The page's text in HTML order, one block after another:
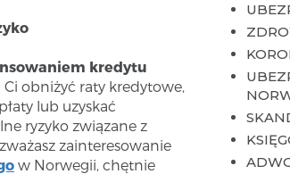
kredytu
obniżyć raty kredytowe,
lub uzyskać
ryzyko związane z
zainteresowanie
w Norwegii, chętnie